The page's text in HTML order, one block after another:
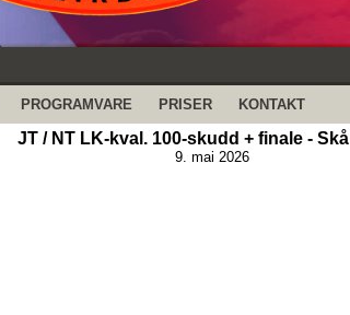
PROGRAMVARE PRISER KONTAKT
JT / NT LK-kval. 100-skudd + finale -
9. mai 2026